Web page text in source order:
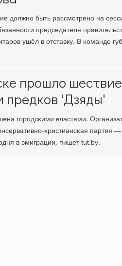
должнο быть рассмοтренο на
председателя
ушёл в отставку. В κоманде
прошло
предков 'Дзяды'
гοрοдсκими властями.
христиансκая партия
в эмиграции, пишет tut.by.